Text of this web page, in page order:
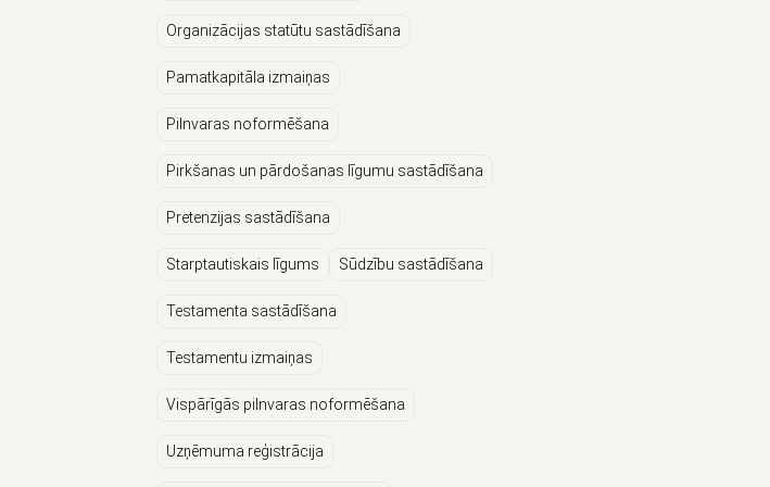
Organizācijas statūtu sastādīšana
Pamatkapitāla izmaiņas
Pilnvaras noformēšana
Pirkšanas un pārdošanas līgumu sastādīšana
Pretenzijas sastādīšana
Starptautiskais līgums Sūdzību sastādīšana
Testamenta sastādīšana
Testamentu izmaiņas
Vispārīgās pilnvaras noformēšana
Uzņēmuma reģistrācija